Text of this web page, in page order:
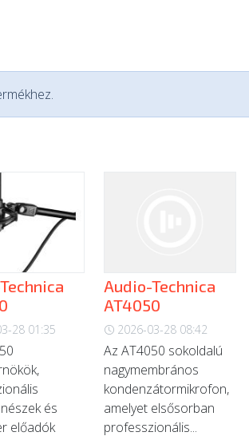
28 01:35
és
előadók
Audio-Technica
AT4050
2026-03-28 08:42
Az AT4050 sokoldalú
nagymembrános
kondenzátormikrofon,
amelyet elsősorban
professzionális...